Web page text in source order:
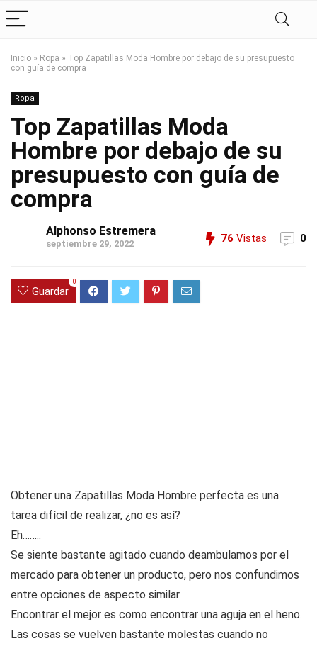
Inicio » Ropa » Top Zapatillas Moda Hombre por debajo de su presupuesto
con guía de compra
Ropa
Top Zapatillas Moda
Hombre por debajo de su
presupuesto con guía de
compra
Alphonso Estremera
septiembre 29, 2022 76 Vistas 0
Guardar
0
Obtener una Zapatillas Moda Hombre perfecta es una
tarea difícil de realizar, ¿no es así?
Eh……..
Se siente bastante agitado cuando deambulamos por el
mercado para obtener un producto, pero nos confundimos
entre opciones de aspecto similar.
Encontrar el mejor es como encontrar una aguja en el heno.
Las cosas se vuelven bastante molestas cuando no